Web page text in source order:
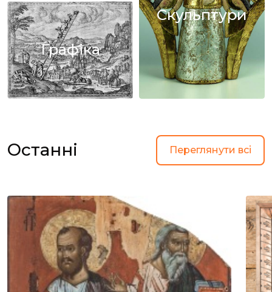
Скульптури
Графіка
Останні Переглянути всі